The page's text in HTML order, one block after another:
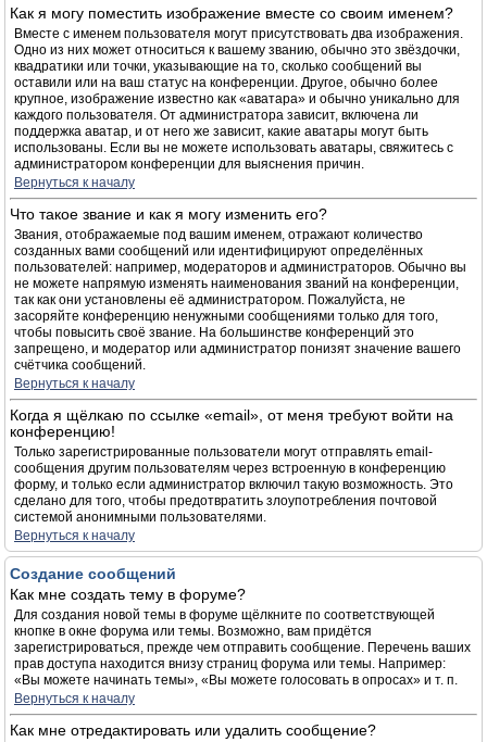
Как я могу поместить изображение вместе со своим именем?
Вместе с именем пользователя могут присутствовать два изображения.
Одно из них может относиться к вашему званию, обычно это звёздочки,
квадратики или точки, указывающие на то, сколько сообщений вы
оставили или на ваш статус на конференции. Другое, обычно более
крупное, изображение известно как «аватара» и обычно уникально для
каждого пользователя. От администратора зависит, включена ли
поддержка аватар, и от него же зависит, какие аватары могут быть
использованы. Если вы не можете использовать аватары, свяжитесь с
администратором конференции для выяснения причин.
Вернуться к началу
Что такое звание и как я могу изменить его?
Звания, отображаемые под вашим именем, отражают количество
созданных вами сообщений или идентифицируют определённых
пользователей: например, модераторов и администраторов. Обычно вы
не можете напрямую изменять наименования званий на конференции,
так как они установлены её администратором. Пожалуйста, не
засоряйте конференцию ненужными сообщениями только для того,
чтобы повысить своё звание. На большинстве конференций это
запрещено, и модератор или администратор понизят значение вашего
счётчика сообщений.
Вернуться к началу
Когда я щёлкаю по ссылке «email», от меня требуют войти на
конференцию!
Только зарегистрированные пользователи могут отправлять email-
сообщения другим пользователям через встроенную в конференцию
форму, и только если администратор включил такую возможность. Это
сделано для того, чтобы предотвратить злоупотребления почтовой
системой анонимными пользователями.
Вернуться к началу
Создание сообщений
Как мне создать тему в форуме?
Для создания новой темы в форуме щёлкните по соответствующей
кнопке в окне форума или темы. Возможно, вам придётся
зарегистрироваться, прежде чем отправить сообщение. Перечень ваших
прав доступа находится внизу страниц форума или темы. Например:
«Вы можете начинать темы», «Вы можете голосовать в опросах» и т. п.
Вернуться к началу
Как мне отредактировать или удалить сообщение?